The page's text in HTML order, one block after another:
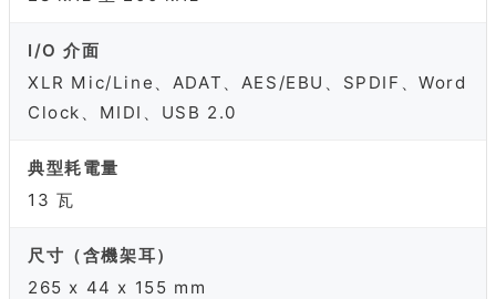
I/O 介面
XLR Mic/Line、ADAT、AES/EBU、SPDIF、Word
Clock、MIDI、USB 2.0
典型耗電量
13 瓦
尺寸（含機架耳）
265 x 44 x 155 mm